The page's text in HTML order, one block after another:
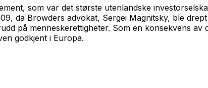
som var det største utenlandske
da Browders advokat, Sergei Magnitsky, ble
på menneskerettigheter. Som en konsekvens av
godkjent i Europa.